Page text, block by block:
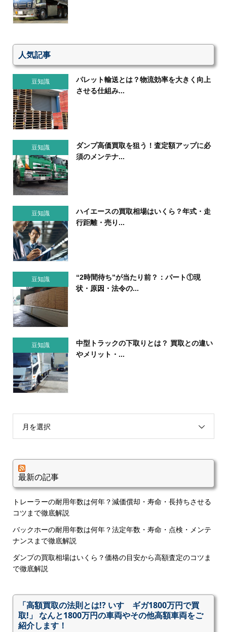
人気記事
豆知識
パレット輸送とは？物流効率を大きく向上
させる仕組み...
豆知識
ダンプ高価買取を狙う！査定額アップに必
須のメンテナ...
豆知識
ハイエースの買取相場はいくら？年式・走
行距離・売り...
豆知識
“2時間待ち”が当たり前？：パート①現
状・原因・法令の...
豆知識
中型トラックの下取りとは？ 買取との違い
やメリット・...
月を選択
最新の記事
トレーラーの耐用年数は何年？減価償却・寿命・長持ちさせる
コツまで徹底解説
バックホーの耐用年数は何年？法定年数・寿命・点検・メンテ
ナンスまで徹底解説
ダンプの買取相場はいくら？価格の目安から高額査定のコツま
で徹底解説
「高額買取の法則とは!? いすゞギガ1800万円で買
取!」 なんと1800万円の車両やその他高額車両をご
紹介します！